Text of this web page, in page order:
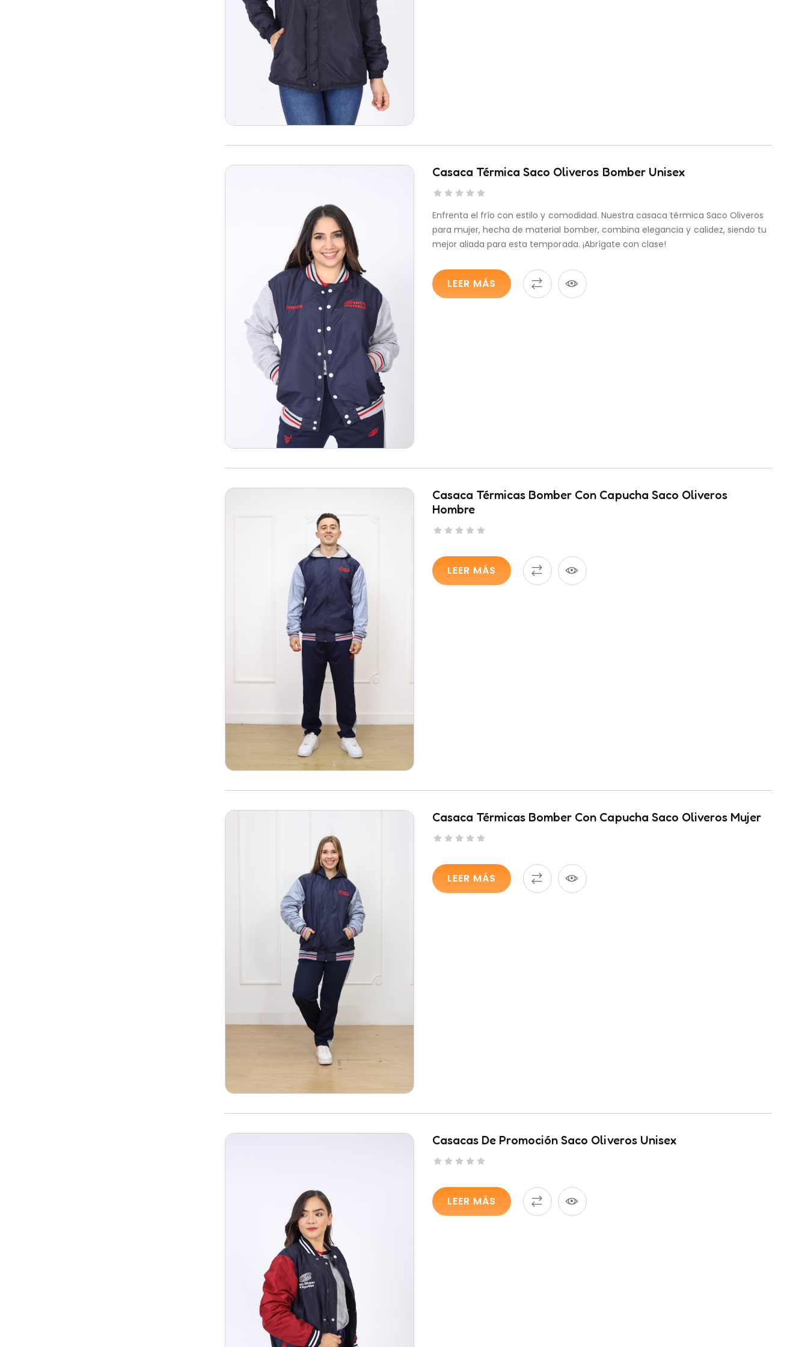
Casaca Térmica Saco Oliveros Bomber Unisex
Enfrenta el frío con estilo y comodidad. Nuestra casaca térmica Saco Oliveros
para mujer, hecha de material bomber, combina elegancia y calidez, siendo tu
mejor aliada para esta temporada. ¡Abrígate con clase!
LEER MÁS
Casaca Térmicas Bomber Con Capucha Saco Oliveros
Hombre
LEER MÁS
Casaca Térmicas Bomber Con Capucha Saco Oliveros Mujer
LEER MÁS
Casacas De Promoción Saco Oliveros Unisex
LEER MÁS